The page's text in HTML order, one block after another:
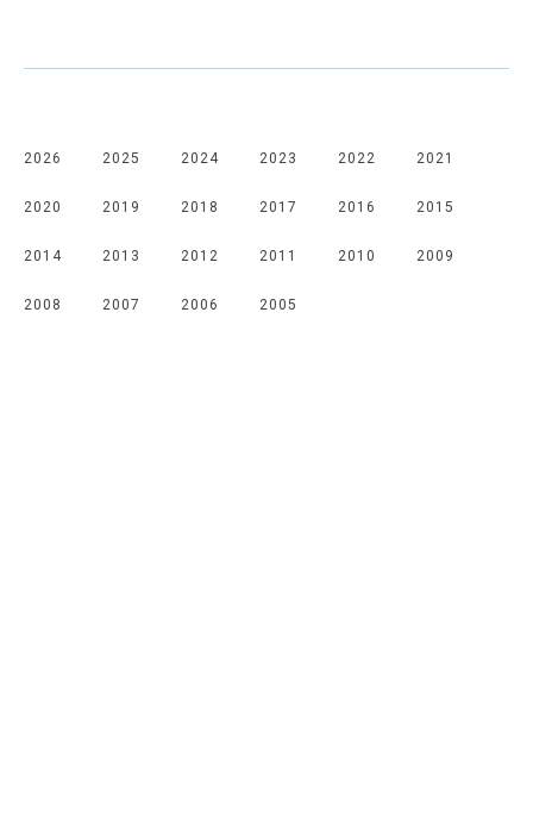
2026 2025 2024 2023 2022 2021
2020 2019 2018 2017 2016 2015
2014 2013 2012 2011 2010 2009
2008 2007 2006 2005